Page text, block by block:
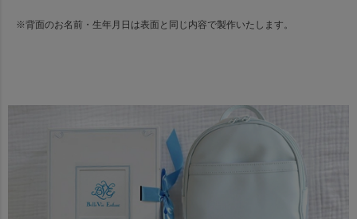
※背面のお名前・生年月日は表面と同じ内容で製作いたします。